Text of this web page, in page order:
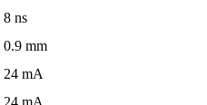
8 ns
0.9 mm
24 mA
24 mA